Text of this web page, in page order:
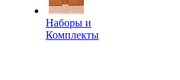
Наборы и
Комплекты